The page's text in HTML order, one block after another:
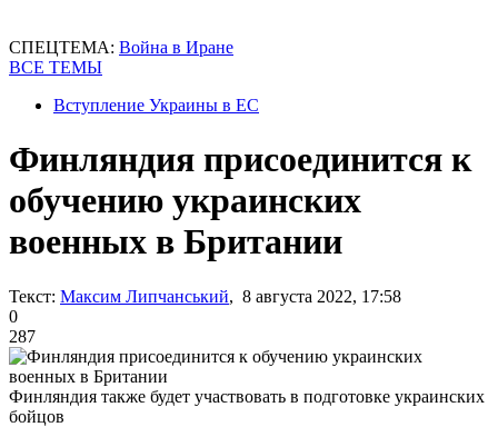
СПЕЦТЕМА: Война в Иране
ВСЕ ТЕМЫ
Вступление Украины в ЕС
Финляндия присоединится к
обучению украинских
военных в Британии
Текст: Максим Липчанський, 8 августа 2022, 17:58
0
287
Финляндия также будет участвовать в подготовке украинских
бойцов